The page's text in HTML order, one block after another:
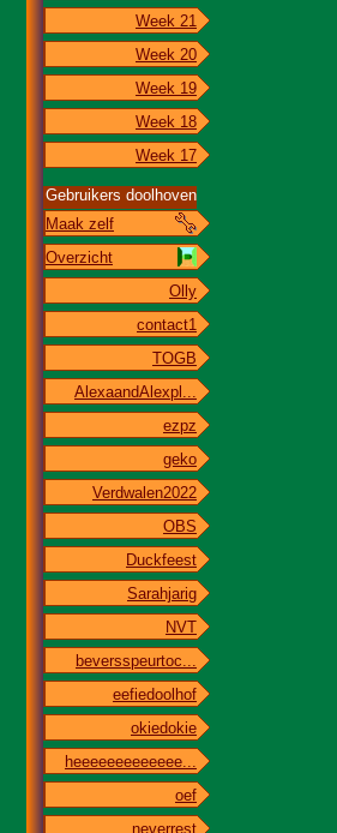
Week 21
Week 20
Week 19
Week 18
Week 17
Gebruikers doolhoven
Maak zelf
Overzicht
Olly
contact1
TOGB
AlexaandAlexpl...
ezpz
geko
Verdwalen2022
OBS
Duckfeest
Sarahjarig
NVT
beversspeurtoc...
eefiedoolhof
okiedokie
heeeeeeeeeeeee...
oef
neverrest